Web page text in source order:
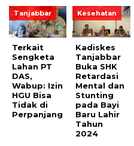
Tanjabbar
Terkait
Sengketa
Lahan PT
DAS,
Wabup: Izin
HGU Bisa
Tidak di
Perpanjang
Kesehatan
Kadiskes
Tanjabbar
Buka SHK
Retardasi
Mental dan
Stunting
pada Bayi
Baru Lahir
Tahun
2024